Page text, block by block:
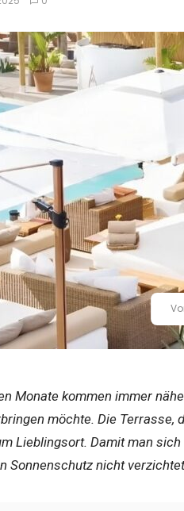
Monate kommen immer
möchte. Die Terrasse,
Lieblingsort. Damit man
Sonnenschutz nicht